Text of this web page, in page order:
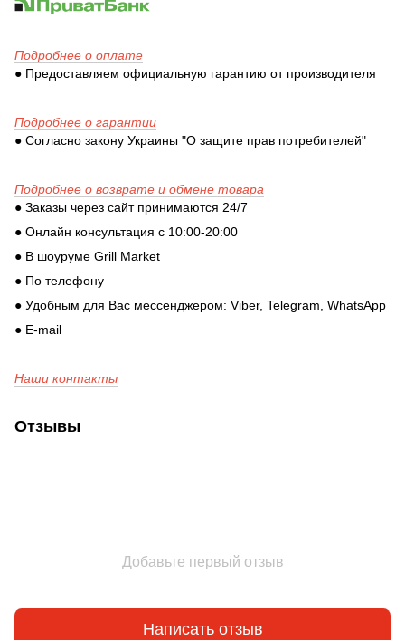
Подробнее о оплате
● Предоставляем официальную гарантию от производителя
Подробнее о гарантии
● Согласно закону Украины "О защите прав потребителей"
Подробнее о возврате и обмене товара
● Заказы через сайт принимаются 24/7
● Онлайн консультация с 10:00-20:00
● В шоуруме Grill Market
● По телефону
● Удобным для Вас мессенджером: Viber, Telegram, WhatsApp
● E-mail
Наши контакты
Отзывы
Добавьте первый отзыв
Написать отзыв